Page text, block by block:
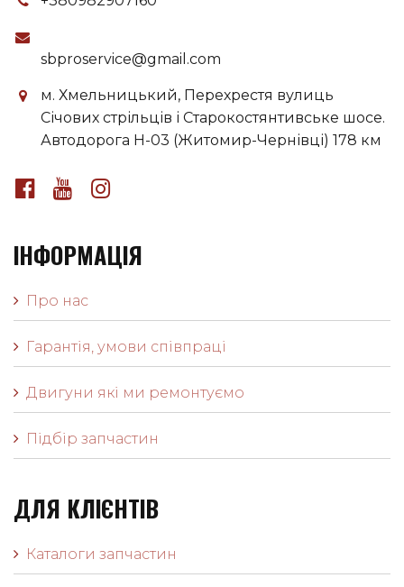
sbproservice@gmail.com
м. Хмельницький, Перехрестя вулиць
Січових стрільців і Старокостянтивське шосе.
Автодорога H-03 (Житомир-Чернівці) 178 км
ІНФОРМАЦІЯ
Про нас
Гарантія, умови співпраці
Двигуни які ми ремонтуємо
Підбір запчастин
ДЛЯ КЛІЄНТІВ
Каталоги запчастин